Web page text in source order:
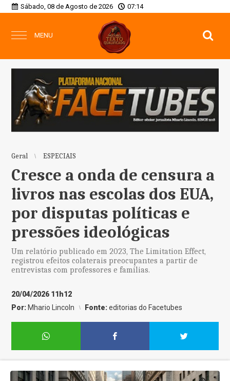
Sábado, 08 de Agosto de 2026 07:14
MENU
Geral ESPECIAIS
Cresce a onda de censura a
livros nas escolas dos EUA,
por disputas políticas e
pressões ideológicas
Um relatório publicado em 2023, The Limitation Effect,
registrou efeitos colaterais preocupantes a partir de
entrevistas com professores e famílias.
20/04/2026 11h12
Por: Mhario Lincoln Fonte:editorias do Facetubes